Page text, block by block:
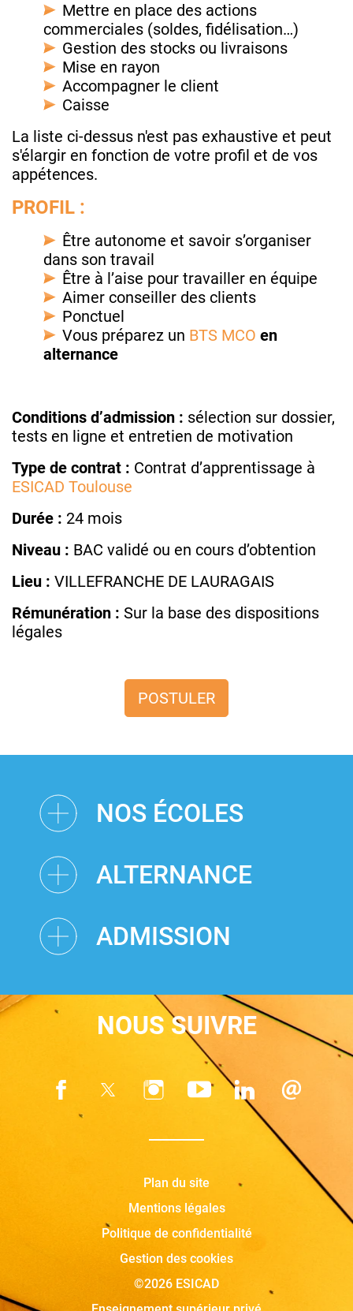
Mettre en place des actions
commerciales (soldes, fidélisation…)
Gestion des stocks ou livraisons
Mise en rayon
Accompagner le client
Caisse
La liste ci-dessus n'est pas exhaustive et peut
s'élargir en fonction de votre profil et de vos
appétences.
PROFIL :
Être autonome et savoir s’organiser
dans son travail
Être à l’aise pour travailler en équipe
Aimer conseiller des clients
Ponctuel
Vous préparez un BTS MCO en
alternance
Conditions d’admission : sélection sur dossier,
tests en ligne et entretien de motivation
Type de contrat : Contrat d’apprentissage à
ESICAD Toulouse
Durée : 24 mois
Niveau : BAC validé ou en cours d’obtention
Lieu : VILLEFRANCHE DE LAURAGAIS
Rémunération : Sur la base des dispositions
légales
POSTULER
NOS ÉCOLES
ALTERNANCE
ADMISSION
NOUS SUIVRE
Plan du site
Mentions légales
Politique de confidentialité
Gestion des cookies
©2026 ESICAD